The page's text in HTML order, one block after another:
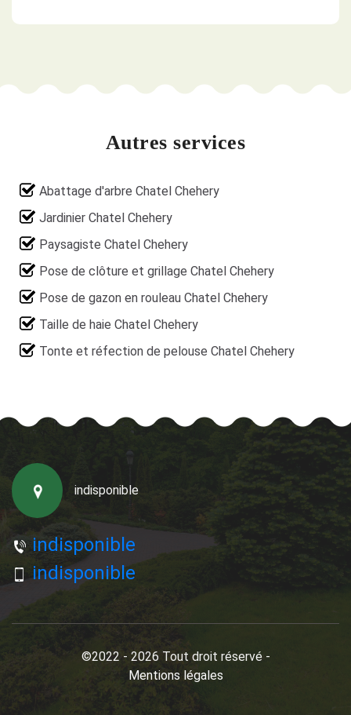
Autres services
Abattage d'arbre Chatel Chehery
Jardinier Chatel Chehery
Paysagiste Chatel Chehery
Pose de clôture et grillage Chatel Chehery
Pose de gazon en rouleau Chatel Chehery
Taille de haie Chatel Chehery
Tonte et réfection de pelouse Chatel Chehery
indisponible
indisponible
indisponible
©2022 - 2026 Tout droit réservé -
Mentions légales